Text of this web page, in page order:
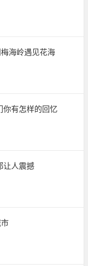
海岭遇见花海
你有怎样的回忆
让人震撼